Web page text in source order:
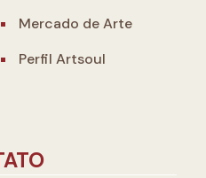
Mercado de Arte
Perfil Artsoul